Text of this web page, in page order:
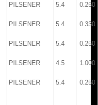
PILSENER 5.4 0.250
PILSENER 5.4 0.330
PILSENER 5.4 0.250
PILSENER 4.5 1.000
PILSENER 5.4 0.250